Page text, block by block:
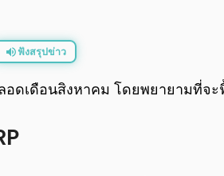
ฟังสรุปข่าว
ดเดือนสิงหาคม โดยพยายามที่จะ